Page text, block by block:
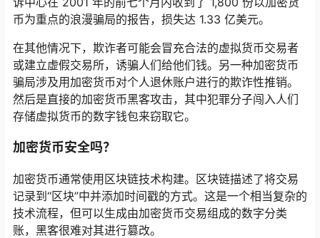
币为重点的浪漫骗局的报告，损失达 1.33 亿美元。
在其他情况下，欺诈者可能会冒充合法的虚拟货币交易者
或建立虚假交易所，诱骗人们给他们钱。另一种加密货币
骗局涉及用加密货币对个人退休账户进行的欺诈性推销。
然后是直接的加密货币黑客攻击，其中犯罪分子闯入人们
存储虚拟货币的数字钱包来窃取它。
加密货币安全吗？
加密货币通常使用区块链技术构建。区块链描述了将交易
记录到“区块”中并添加时间戳的方式。这是一个相当复杂的
技术流程，但可以生成由加密货币交易组成的数字分类
账，黑客很难对其进行篡改。